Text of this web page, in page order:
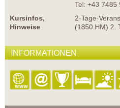
Tel: +43 7485
Kursinfos,
Hinweise
2-Tage-
(1850 HM) 2.
INFORMATIONEN